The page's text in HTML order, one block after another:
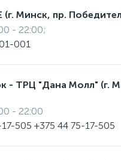
(г. Минск, пр.
- 22:00;
001
- ТРЦ "Дана Молл" (г.
- 22:00
505 +375 44 75-17-505